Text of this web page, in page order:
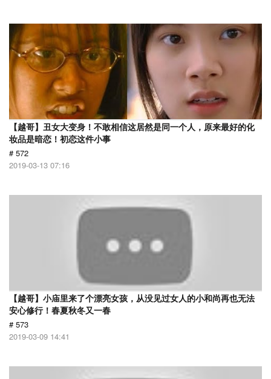
【越哥】丑女大变身！不敢相信这居然是同一个人，原来最好的化
妆品是暗恋！初恋这件小事
# 572
2019-03-13 07:16
【越哥】小庙里来了个漂亮女孩，从没见过女人的小和尚再也无法
安心修行！春夏秋冬又一春
# 573
2019-03-09 14:41